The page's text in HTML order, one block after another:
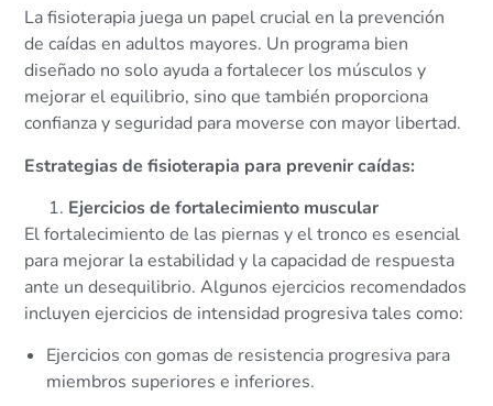
La fisioterapia juega un papel crucial en la prevención
de caídas en adultos mayores. Un programa bien
diseñado no solo ayuda a fortalecer los músculos y
mejorar el equilibrio, sino que también proporciona
confianza y seguridad para moverse con mayor libertad.
Estrategias de fisioterapia para prevenir caídas:
Ejercicios de fortalecimiento muscular
El fortalecimiento de las piernas y el tronco es esencial
para mejorar la estabilidad y la capacidad de respuesta
ante un desequilibrio. Algunos ejercicios recomendados
incluyen ejercicios de intensidad progresiva tales como:
Ejercicios con gomas de resistencia progresiva para
miembros superiores e inferiores.